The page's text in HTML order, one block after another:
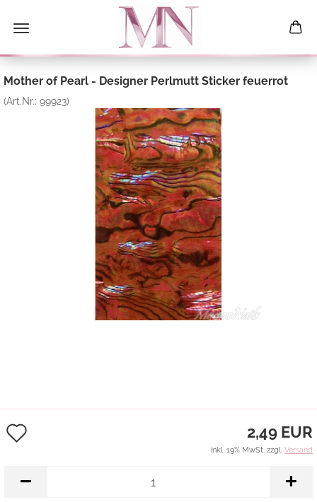
Mother of Pearl - Designer Perlmutt Sticker feuerrot
(Art.Nr.: 99923)
Merkzettel
2,49 EUR
inkl. 19% MwSt. zzgl. Versand